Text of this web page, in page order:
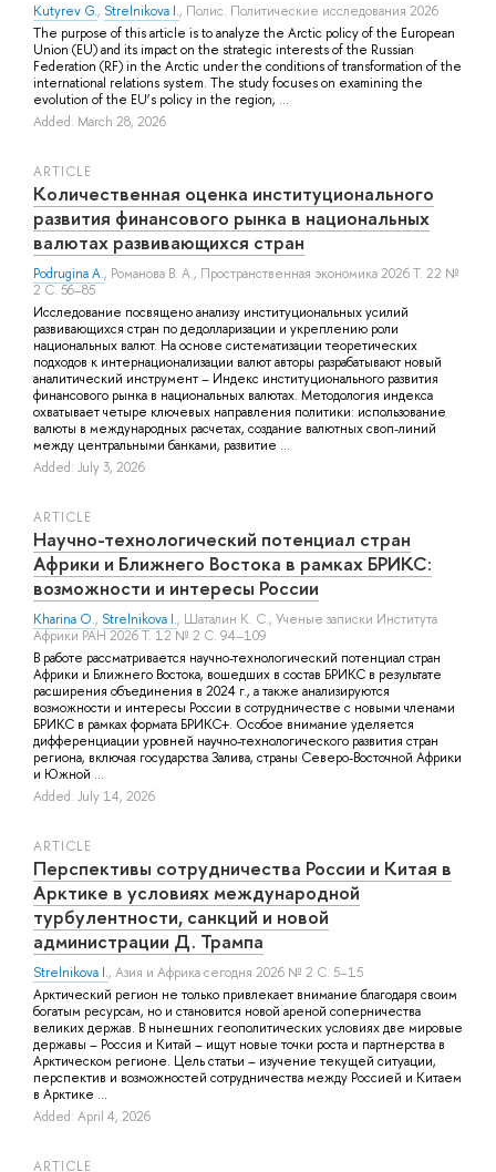
Kutyrev G., Strelnikova I., Полис. Политические исследования 2026
The purpose of this article is to analyze the Arctic policy of the European
Union (EU) and its impact on the strategic interests of the Russian
Federation (RF) in the Arctic under the conditions of transformation of the
international relations system. The study focuses on examining the
evolution of the EU’s policy in the region, ...
Added: March 28, 2026
ARTICLE
Количественная оценка институционального
развития финансового рынка в национальных
валютах развивающихся стран
Podrugina A., Романова В. А., Пространственная экономика 2026 Т. 22 №
2 С. 56–85
Исследование посвящено анализу институциональных усилий
развивающихся стран по дедолларизации и укреплению роли
национальных валют. На основе систематизации теоретических
подходов к интернационализации валют авторы разрабатывают новый
аналитический инструмент – Индекс институционального развития
финансового рынка в национальных валютах. Методология индекса
охватывает четыре ключевых направления политики: использование
валюты в международных расчетах, создание валютных своп-линий
между центральными банками, развитие ...
Added: July 3, 2026
ARTICLE
Научно-технологический потенциал стран
Африки и Ближнего Востока в рамках БРИКС:
возможности и интересы России
Kharina O., Strelnikova I., Шаталин К. С., Ученые записки Института
Африки РАН 2026 Т. 12 № 2 С. 94–109
В работе рассматривается научно-технологический потенциал стран
Африки и Ближнего Востока, вошедших в состав БРИКС в результате
расширения объединения в 2024 г., а также анализируются
возможности и интересы России в сотрудничестве с новыми членами
БРИКС в рамках формата БРИКС+. Особое внимание уделяется
дифференциации уровней научно-технологического развития стран
региона, включая государства Залива, страны Северо-Восточной Африки
и Южной ...
Added: July 14, 2026
ARTICLE
Перспективы сотрудничества России и Китая в
Арктике в условиях международной
турбулентности, санкций и новой
администрации Д. Трампа
Strelnikova I., Азия и Африка сегодня 2026 № 2 С. 5–15
Арктический регион не только привлекает внимание благодаря своим
богатым ресурсам, но и становится новой ареной соперничества
великих держав. В нынешних геополитических условиях две мировые
державы – Россия и Китай – ищут новые точки роста и партнерства в
Арктическом регионе. Цель статьи – изучение текущей ситуации,
перспектив и возможностей сотрудничества между Россией и Китаем
в Арктике ...
Added: April 4, 2026
ARTICLE